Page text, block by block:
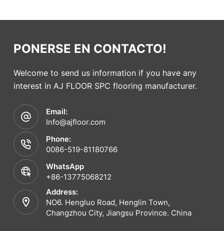
PONERSE EN CONTACTO!
Welcome to send us information if you have any
interest in AJ FLOOR SPC flooring manufacturer.
Email:
Info@ajfloor.com
Phone:
0086-519-81180766
WhatsApp
+86-13775068212
Address:
NO6. Hengluo Road, Henglin Town,
Changzhou City, Jiangsu Province. China